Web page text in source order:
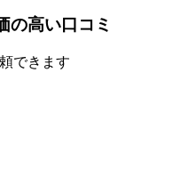
の高い口コミ
できます